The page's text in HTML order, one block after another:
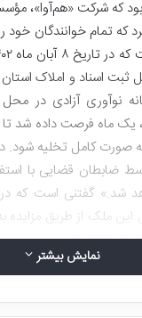
که شرکت «هم‌آوا»،
که تمام خوانندگان خود
ثبت اسناد و املاک
نوآوری آزادی در
یک ماه فرصت داده شد تا
۸ آذرماه ۱۴۰۲ به صورت کامل
ضابطان قضایی با
شد.» گفتنی است که
این ملک از طریق مزایده
در حوالی میدان
نمایش بیشتر